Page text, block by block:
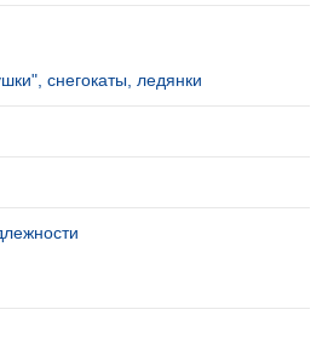
снегокаты, ледянки